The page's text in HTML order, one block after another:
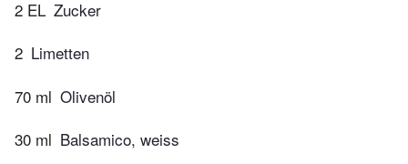
2 EL Zucker
2 Limetten
70 ml Olivenöl
30 ml Balsamico, weiss